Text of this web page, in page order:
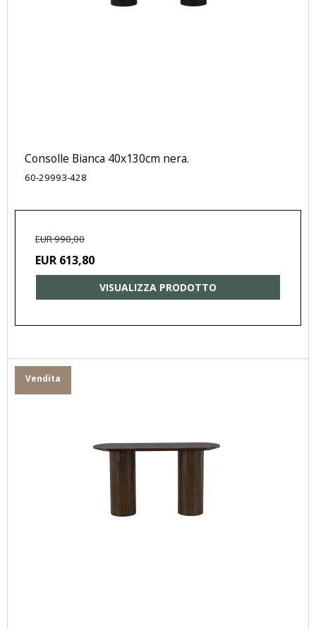
Consolle Bianca 40x130cm nera.
60-29993-428
EUR 990,00
EUR 613,80
VISUALIZZA PRODOTTO
Vendita